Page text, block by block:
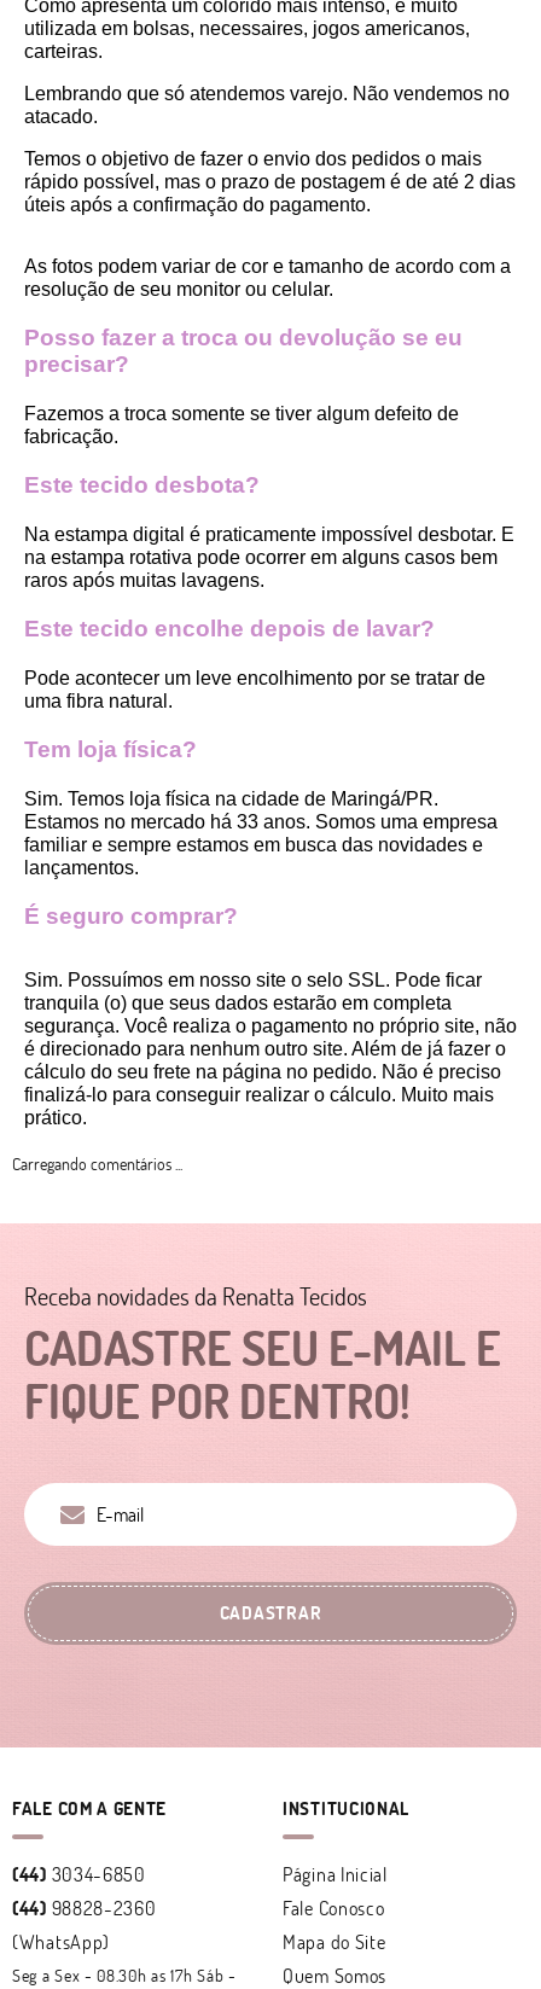
Como apresenta um colorido mais intenso, é muito
utilizada em bolsas, necessaires, jogos americanos,
carteiras.
Lembrando que só atendemos varejo. Não vendemos no
atacado.
Temos o objetivo de fazer o envio dos pedidos o mais
rápido possível, mas o prazo de postagem é de até 2 dias
úteis após a confirmação do pagamento.
As fotos podem variar de cor e tamanho de acordo com a
resolução de seu monitor ou celular.
Posso fazer a troca ou devolução se eu
precisar?
Fazemos a troca somente se tiver algum defeito de
fabricação.
Este tecido desbota?
Na estampa digital é praticamente impossível desbotar. E
na estampa rotativa pode ocorrer em alguns casos bem
raros após muitas lavagens.
Este tecido encolhe depois de lavar?
Pode acontecer um leve encolhimento por se tratar de
uma fibra natural.
Tem loja física?
Sim. Temos loja física na cidade de Maringá/PR.
Estamos no mercado há 33 anos. Somos uma empresa
familiar e sempre estamos em busca das novidades e
lançamentos.
É seguro comprar?
Sim. Possuímos em nosso site o selo SSL. Pode ficar
tranquila (o) que seus dados estarão em completa
segurança. Você realiza o pagamento no próprio site, não
é direcionado para nenhum outro site. Além de já fazer o
cálculo do seu frete na página no pedido. Não é preciso
finalizá-lo para conseguir realizar o cálculo. Muito mais
prático.
Carregando comentários ...
CADASTRE SEU E-MAIL E
FIQUE POR DENTRO!
Receba novidades da Renatta Tecidos
CADASTRAR
FALE COM A GENTE
(44) 3034-6850
(44) 98828-2360
(WhatsApp)
Seg a Sex - 08.30h as 17h Sáb -
INSTITUCIONAL
Página Inicial
Fale Conosco
Mapa do Site
Quem Somos